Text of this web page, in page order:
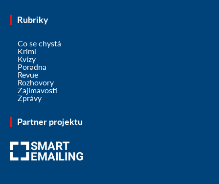
Rubriky
Co se chystá
Krimi
Kvízy
Poradna
Revue
Rozhovory
Zajímavosti
Zprávy
Partner projektu